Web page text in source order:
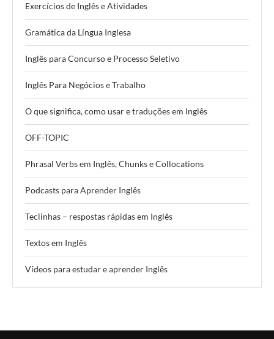
Exercícios de Inglês e Atividades
Gramática da Língua Inglesa
Inglês para Concurso e Processo Seletivo
Inglês Para Negócios e Trabalho
O que significa, como usar e traduções em Inglês
OFF-TOPIC
Phrasal Verbs em Inglês, Chunks e Collocations
Podcasts para Aprender Inglês
Teclinhas – respostas rápidas em Inglês
Textos em Inglês
Vídeos para estudar e aprender Inglês